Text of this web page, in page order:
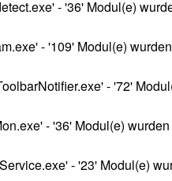
- '36' Modul(e)
- '109' Modul(e) wurden
- '72'
- '36' Modul(e) wurden
- '23' Modul(e)